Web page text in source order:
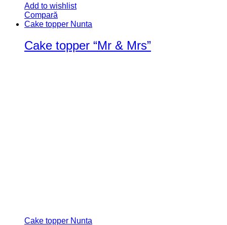
Add to wishlist
Compară
Cake topper Nunta
Cake topper “Mr & Mrs”
Cake topper Nunta